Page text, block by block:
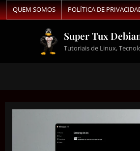
QUEM SOMOS POLÍTICA DE
Super Tux
Tutoriais de Linux,